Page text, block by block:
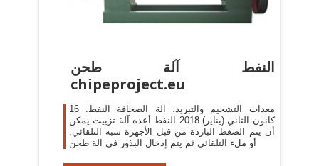
النفط آلة طحن
chipeproject.eu
معدات التشحيم والتبريد، آلة الصحافة النفط. 16
كانون الثاني (يناير) 2018 النفط أعده آلة تزييت يمكن
أن يتم الضغط الباردة من قبل الأجهزة شبه التلقائي.
أو ملء التلقائي ثم يتم إدخال البذور في آلة طحن